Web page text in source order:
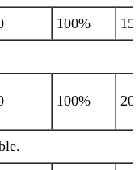
100% 15
100% 20